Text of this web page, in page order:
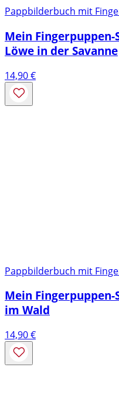
Pappbilderbuch mit
Mein
Löwe in der Savanne
14,90€
Pappbilderbuch mit
Mein
im Wald
14,90€